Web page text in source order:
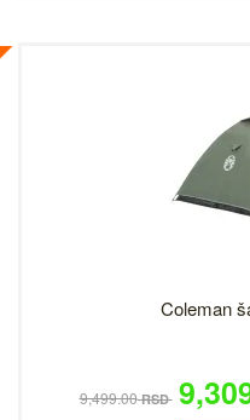
Coleman
9,499.00RSD